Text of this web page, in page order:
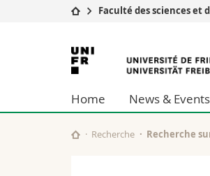
Université
Recherche
Université
Formation continue
Faculté des sciences et
Université
de
Fribourg
Home News & Events
Recherche Recherche